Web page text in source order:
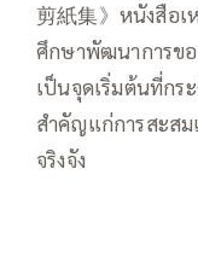
剪紙集》หนังสือเ
ศึกษาพัฒนาการขอ
เป็นจุดเริ่มต้นที่กร
สำคัญแก่การสะส
จริงจัง